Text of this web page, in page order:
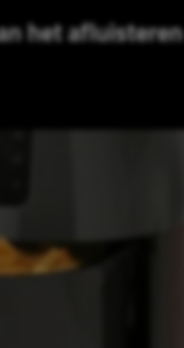
het afluisteren